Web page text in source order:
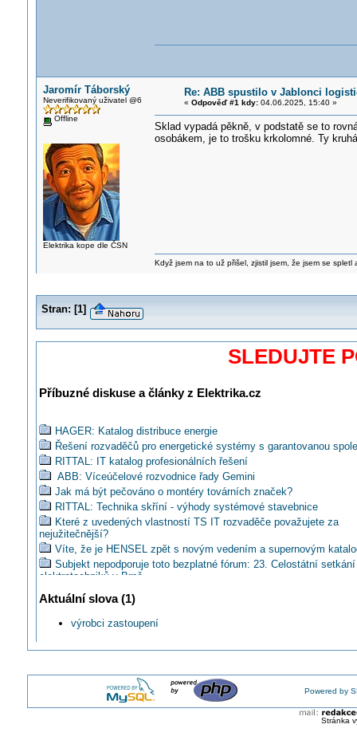
Jaromír Táborský
Neverifikovaný uživatel @6
Offline
Elektrika kope dle ČSN
Re: ABB spustilo v Jablonci
« Odpověď #1 kdy:04.06.2025, 15:40 »
Sklad vypadá pěkně, v podstatě se to
osobákem, je to trošku krkolomné. Ty
Když jsem na to už přišel, zjistil jsem, že jsem se
Stran: [1]
SLEDUJTE
Příbuzné diskuse a články z Elektrika.cz
HAGER: Katalog distribuce energie
Řešení rozvaděčů pro energetické systémy s garantovanou
RITTAL: IT katalog profesionálních řešení
ABB: Víceúčelové rozvodnice řady Gemini
Jak má být pečováno o montéry továrních značek?
RITTAL: Technika skříní - výhody systémové stavebnice
Které z uvedených vlastností TS IT rozvaděče považujete za
nejužitečnější?
Víte, že je HENSEL zpět s novým vedením a supernovým
Subjekt nepodporuje toto bezplatné fórum: 23. Celostátní setkání
elektrotechniků v Brně
TRITON: Katalog skříní pro silové rozvaděče
ABB: O rozvodnicích Mistral 65 na AMPERu 2014
Jak se vám líbí komunikace výrobců prostřednictvím PR
Společnost ABB otevřela v Brně nový závod na součásti pro
Jakou dělá SCAME technickou podporu skříním?
AKČNÍ TÝDEN: Termokamera Fluke -20%!
GREENLUX: Nová průmyslová svítidla Dust Profi LED
HAGER: Světová premiéra nového vizuálního konceptu rodiny
Aktuální slova (1)
výrobci zastoupení
Powered by
Stránka